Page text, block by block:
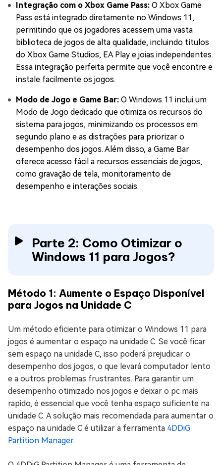
Integração com o Xbox Game Pass: O Xbox Game
Pass está integrado diretamente no Windows 11,
permitindo que os jogadores acessem uma vasta
biblioteca de jogos de alta qualidade, incluindo títulos
do Xbox Game Studios, EA Play e joias independentes.
Essa integração perfeita permite que você encontre e
instale facilmente os jogos.
Modo de Jogo e Game Bar: O Windows 11 inclui um
Modo de Jogo dedicado que otimiza os recursos do
sistema para jogos, minimizando os processos em
segundo plano e as distrações para priorizar o
desempenho dos jogos. Além disso, a Game Bar
oferece acesso fácil a recursos essenciais de jogos,
como gravação de tela, monitoramento de
desempenho e interações sociais.
Parte 2: Como Otimizar o
Windows 11 para Jogos?
Método 1: Aumente o Espaço Disponível
para Jogos na Unidade C
Um método eficiente para otimizar o Windows 11 para
jogos é aumentar o espaço na unidade C. Se você ficar
sem espaço na unidade C, isso poderá prejudicar o
desempenho dos jogos, o que levará computador lento
e a outros problemas frustrantes. Para garantir um
desempenho otimizado nos jogos e deixar o pc mais
rapido, é essencial que você tenha espaço suficiente na
unidade C. A solução mais recomendada para aumentar o
espaço na unidade C é utilizar a ferramenta 4DDiG
Partition Manager.